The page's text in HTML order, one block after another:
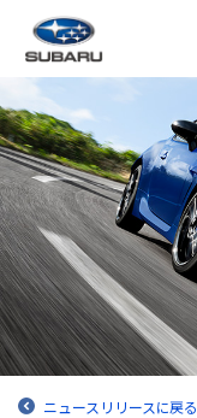
ニュースリリースに戻る